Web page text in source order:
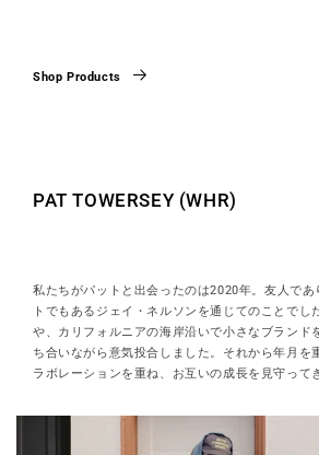
Shop Products
PAT TOWERSEY (WHR)
私たちがパットと出会ったのは2020年。友人であ
トでもあるジェイ・ネルソンを通じてのことでし
や、カリフォルニアの海岸沿いで小さなブランド
ち合いながら意気投合しました。それから年月を
ラボレーションを重ね、お互いの成長を見守って